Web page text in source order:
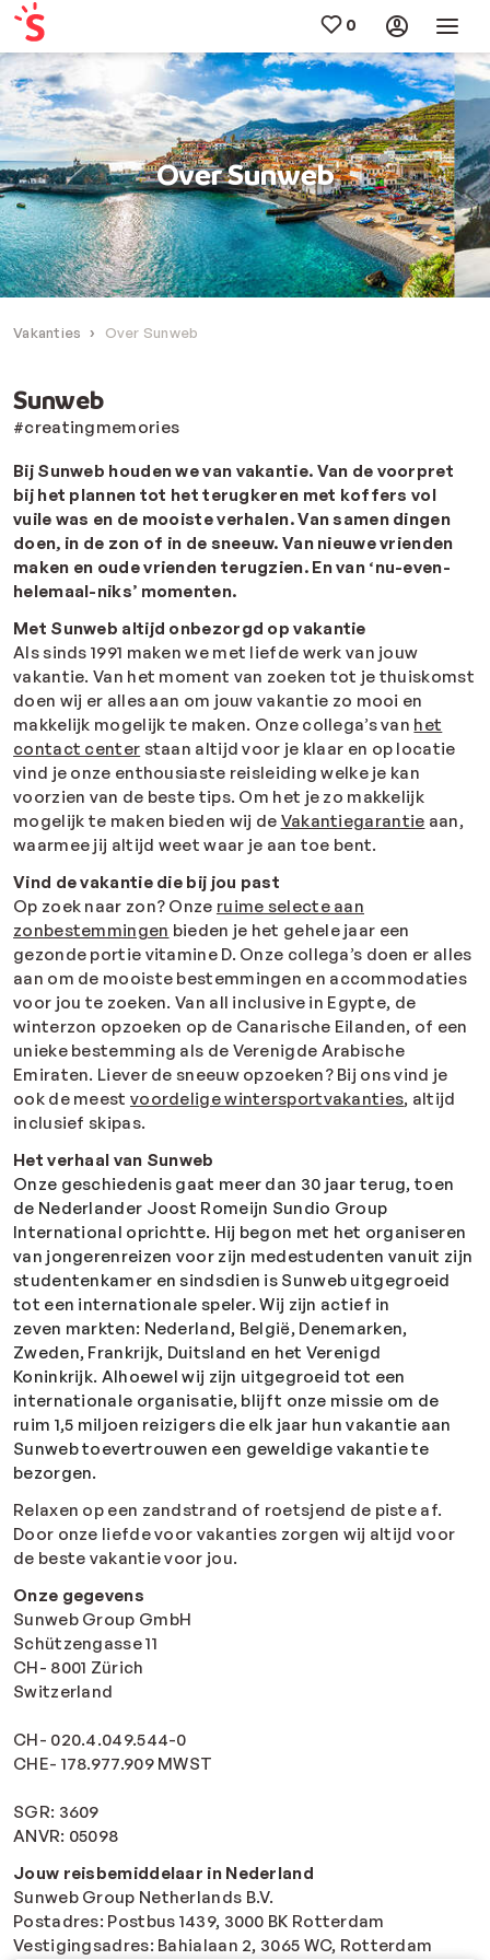
Over Sunweb
Vakanties Over Sunweb
Sunweb
#creatingmemories
Bij Sunweb houden we van vakantie. Van de voorpret
bij het plannen tot het terugkeren met koffers vol
vuile was en de mooiste verhalen. Van samen dingen
doen, in de zon of in de sneeuw. Van nieuwe vrienden
maken en oude vrienden terugzien. En van ‘nu-even-
helemaal-niks’ momenten.
Met Sunweb altijd onbezorgd op vakantie
Als sinds 1991 maken we met liefde werk van jouw
vakantie. Van het moment van zoeken tot je thuiskomst
doen wij er alles aan om jouw vakantie zo mooi en
makkelijk mogelijk te maken. Onze collega’s van het
contact center staan altijd voor je klaar en op locatie
vind je onze enthousiaste reisleiding welke je kan
voorzien van de beste tips. Om het je zo makkelijk
mogelijk te maken bieden wij de Vakantiegarantie aan,
waarmee jij altijd weet waar je aan toe bent.
Vind de vakantie die bij jou past
Op zoek naar zon? Onze ruime selecte aan
zonbestemmingen bieden je het gehele jaar een
gezonde portie vitamine D. Onze collega’s doen er alles
aan om de mooiste bestemmingen en accommodaties
voor jou te zoeken. Van all inclusive in Egypte, de
winterzon opzoeken op de Canarische Eilanden, of een
unieke bestemming als de Verenigde Arabische
Emiraten. Liever de sneeuw opzoeken? Bij ons vind je
ook de meest voordelige wintersportvakanties, altijd
inclusief skipas.
Het verhaal van Sunweb
Onze geschiedenis gaat meer dan 30 jaar terug, toen
de Nederlander Joost Romeijn Sundio Group
International oprichtte. Hij begon met het organiseren
van jongerenreizen voor zijn medestudenten vanuit zijn
studentenkamer en sindsdien is Sunweb uitgegroeid
tot een internationale speler. Wij zijn actief in
zeven markten: Nederland, België, Denemarken,
Zweden, Frankrijk, Duitsland en het Verenigd
Koninkrijk. Alhoewel wij zijn uitgegroeid tot een
internationale organisatie, blijft onze missie om de
ruim 1,5 miljoen reizigers die elk jaar hun vakantie aan
Sunweb toevertrouwen een geweldige vakantie te
bezorgen.
Relaxen op een zandstrand of roetsjend de piste af.
Door onze liefde voor vakanties zorgen wij altijd voor
de beste vakantie voor jou.
Onze gegevens
Sunweb Group GmbH
Schützengasse 11
CH- 8001 Zürich
Switzerland
CH- 020.4.049.544-0
CHE- 178.977.909 MWST
SGR: 3609
ANVR: 05098
Jouw reisbemiddelaar in Nederland
Sunweb Group Netherlands B.V.
Postadres: Postbus 1439, 3000 BK Rotterdam
Vestigingsadres: Bahialaan 2, 3065 WC, Rotterdam